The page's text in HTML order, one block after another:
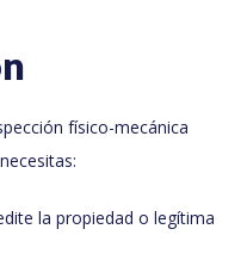
físico-mecánica
la propiedad o legítima